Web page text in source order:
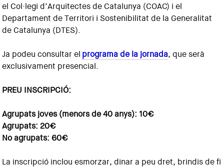
el Col·legi d’Arquitectes de Catalunya (COAC) i el
Departament de Territori i Sostenibilitat de la Generalitat
de Catalunya (DTES).
Ja podeu consultar el programa de la jornada, que serà
exclusivament presencial.
PREU INSCRIPCIÓ:
Agrupats joves (menors de 40 anys): 10€
Agrupats: 20€
No agrupats: 60€
La inscripció inclou esmorzar, dinar a peu dret, brindis de fi